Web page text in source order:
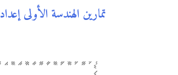
تمارين الهندسة الأولى